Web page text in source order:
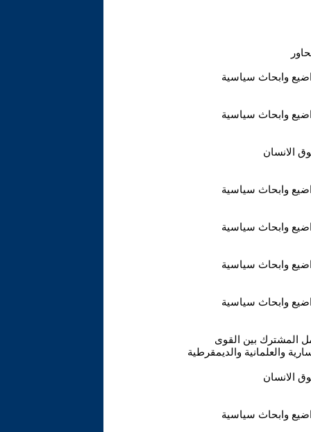
وابحاث سياسية
وابحاث سياسية
الانسان
وابحاث سياسية
وابحاث سياسية
وابحاث سياسية
وابحاث سياسية
المشترك بين القوى
والعلمانية والديمقرطية
الانسان
وابحاث سياسية